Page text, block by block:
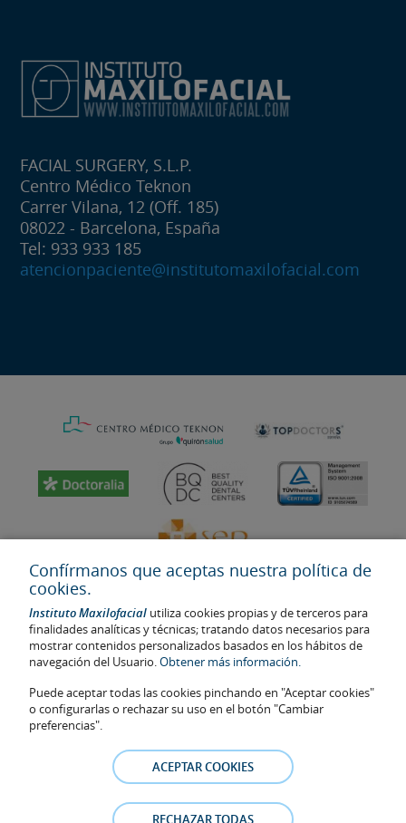
FACIAL SURGERY, S.L.P.
Centro Médico Teknon
Carrer Vilana, 12 (Off. 185)
08022 - Barcelona, España
Tel: 933 933 185
atencionpaciente@institutomaxilofacial.com
Última actualización: 2023
No. de autorización de centro sanitario: E08646940
La información presente en la web no reemplaza sino complementa
la relación médico-paciente. En caso de duda, consulte con el
médico de referencia. Las fotos y los testimonios de los pacientes
identificables que aparecen en la web están publicadas con su
consentimiento y se retirarán en cualquier momento a petición de
Confírmanos que aceptas nuestra política de
cookies.
Instituto Maxilofacial utiliza cookies propias y de terceros para
finalidades analíticas y técnicas; tratando datos necesarios para
mostrar contenidos personalizados basados en los hábitos de
navegación del Usuario.Obtener más información.
Puede aceptar todas las cookies pinchando en "Aceptar cookies"
o configurarlas o rechazar su uso en el botón "Cambiar
preferencias".
ACEPTAR COOKIES
RECHAZAR TODAS